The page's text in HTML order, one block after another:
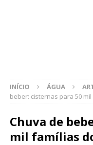
INÍCIO ÁGUA
beber: cisternas para 50
Chuva de
mil famílias